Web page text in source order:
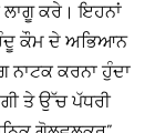
ਲਾਗੂ ਕਰੇ। ਇਹਨਾਂ
ਕੌਮ ਦੇ ਅਭਿਆਨ
ਨਾਟਕ ਕਰਨਾ ਹੁੰਦਾ
ਤੇ ਉੱਚ ਪੱਧਰੀ